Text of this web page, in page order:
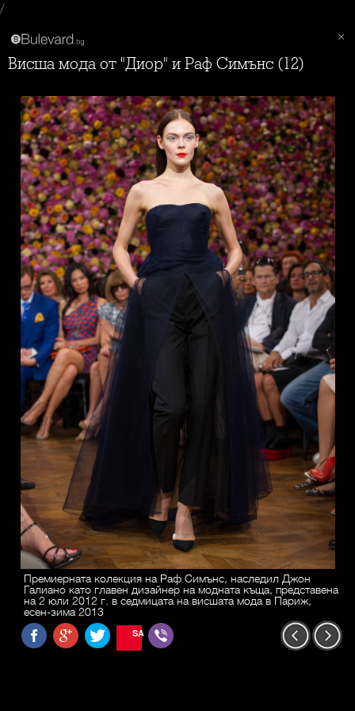
/
Висша мода от "Диор" и Раф Симънс (12)
Премиерната колекция на Раф Симънс, наследил Джон
Галиано като главен дизайнер на модната къща, представена
на 2 юли 2012 г. в седмицата на висшата мода в Париж,
есен-зима 2013
SAVE